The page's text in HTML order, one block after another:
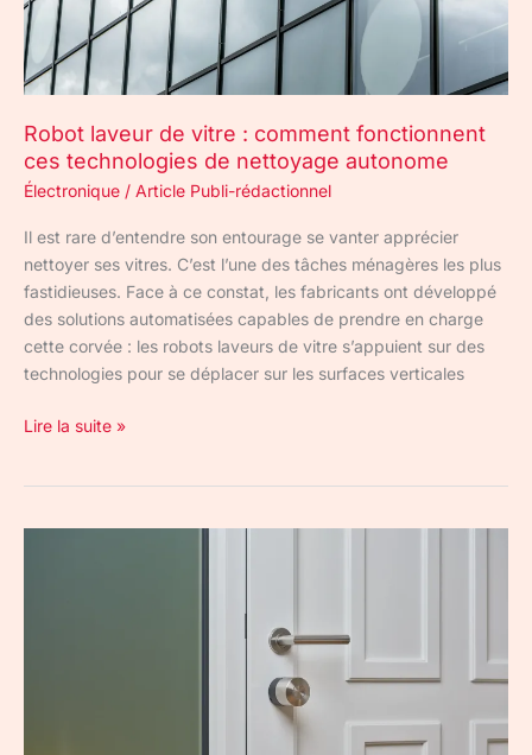
Robot laveur de vitre : comment fonctionnent
ces technologies de nettoyage autonome
Électronique / Article Publi-rédactionnel
Il est rare d’entendre son entourage se vanter apprécier
nettoyer ses vitres. C’est l’une des tâches ménagères les plus
fastidieuses. Face à ce constat, les fabricants ont développé
des solutions automatisées capables de prendre en charge
cette corvée : les robots laveurs de vitre s’appuient sur des
technologies pour se déplacer sur les surfaces verticales
ces
technologies
de
autonome
Lire la suite »